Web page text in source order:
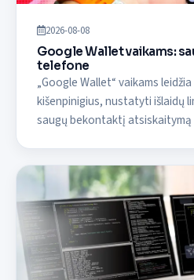
2026-08-08
Google Wallet vaikams:
telefone
„Google Wallet“ vaikams
kišenpinigius, nustatyti išlaidų
saugų bekontaktį